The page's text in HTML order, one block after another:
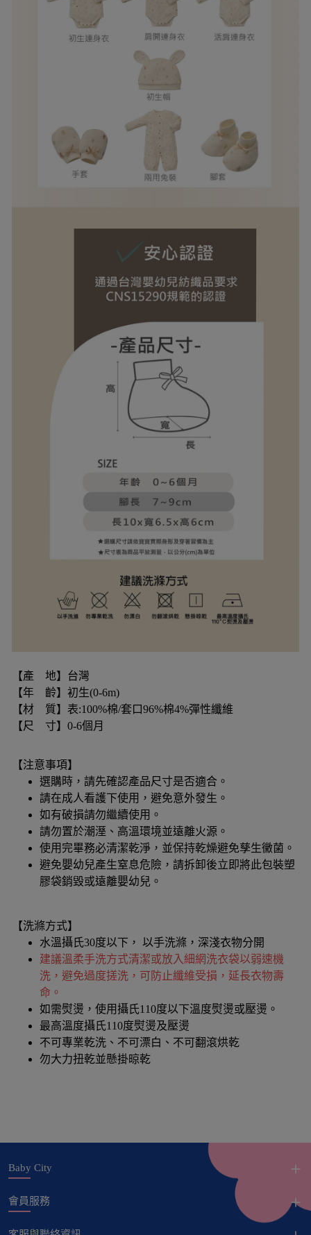
【產 地】台灣
【年 齡】初生(0-6m)
【材 質】表:100%棉/套口96%棉4%彈性纖維
【尺 寸】0-6個月
【注意事項】
選購時，請先確認產品尺寸是否適合。
請在成人看護下使用，避免意外發生。
如有破損請勿繼續使用。
請勿置於潮溼、高溫環境並遠離火源。
使用完畢務必清潔乾淨，並保持乾燥避免孳生黴菌。
避免嬰幼兒產生窒息危險，請拆卸後立即將此包裝塑
膠袋銷毀或遠離嬰幼兒。
【洗滌方式】
水溫攝氏30度以下， 以手洗滌，深淺衣物分開
建議溫柔手洗方式清潔或放入細網洗衣袋以弱速機
洗，避免過度搓洗，可防止纖維受損，延長衣物壽
命。
如需熨燙，使用攝氏110度以下溫度熨燙或壓燙。
最高溫度攝氏110度熨燙及壓燙
不可專業乾洗、不可漂白、不可翻滾烘乾
勿大力扭乾並懸掛晾乾
Baby City
會員服務